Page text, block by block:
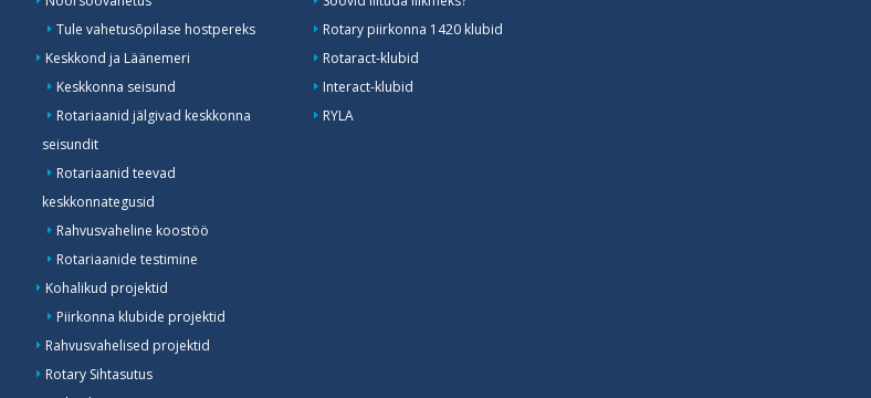
Tule vahetusõpilase hostpereks
Keskkond ja Läänemeri
Keskkonna seisund
Rotariaanid jälgivad keskkonna
seisundit
Rotariaanid teevad
keskkonnategusid
Rahvusvaheline koostöö
Rotariaanide testimine
Kohalikud projektid
Piirkonna klubide projektid
Rahvusvahelised projektid
Rotary Sihtasutus
Rotary piirkonna 1420 klubid
Rotaract-klubid
Interact-klubid
RYLA